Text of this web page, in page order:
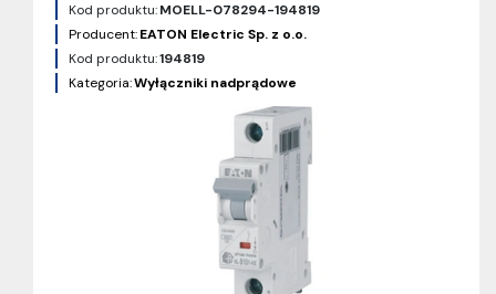
Kod produktu:MOELL-078294-194819
Producent:EATON Electric Sp. z o.o.
Kod produktu:194819
Kategoria:Wyłączniki nadprądowe